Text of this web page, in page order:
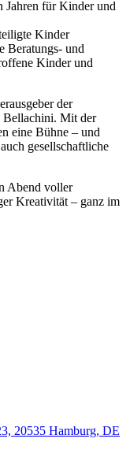
Jahren für Kinder und
Kinder
Beratungs- und
Kinder und
der
Bellachini. Mit der
eine Bühne – und
gesellschaftliche
Abend voller
Kreativität – ganz im
20535 Hamburg, DE